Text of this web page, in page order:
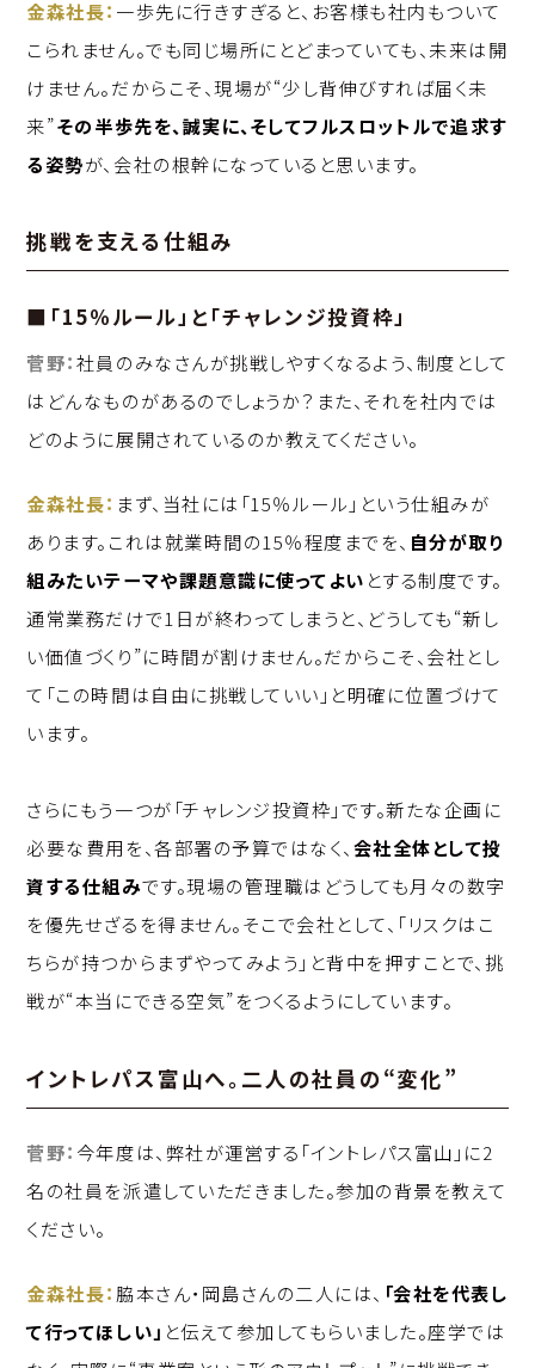
金森社長： 一歩先に行きすぎると、お客様も社内もついて
こられません。でも同じ場所にとどまっていても、未来は開
けません。だからこそ、現場が“少し背伸びすれば届く未
来”――その半歩先を、誠実に、そしてフルスロットルで追求す
る姿勢が、会社の根幹になっていると思います。
挑戦を支える仕組み
■「15％ルール」と「チャレンジ投資枠」
菅野：社員のみなさんが挑戦しやすくなるよう、制度として
はどんなものがあるのでしょうか？また、それを社内では
どのように展開されているのか教えてください。
金森社長： まず、当社には「15％ルール」という仕組みが
あります。これは就業時間の15％程度までを、 自分が取り
組みたいテーマや課題意識に使ってよい とする制度です。
通常業務だけで1日が終わってしまうと、どうしても“新し
い価値づくり”に時間が割けません。だからこそ、会社とし
て「この時間は自由に挑戦していい」と明確に位置づけて
います。
さらにもう一つが「チャレンジ投資枠」です。新たな企画に
必要な費用を、各部署の予算ではなく、 会社全体として投
資する仕組みです。現場の管理職はどうしても月々の数字
を優先せざるを得ません。そこで会社として、「リスクはこ
ちらが持つからまずやってみよう」と背中を押すことで、挑
戦が“本当にできる空気”をつくるようにしています。
イントレパス富山へ。二人の社員の“変化”
菅野： 今年度は、弊社が運営する「イントレパス富山」に2
名の社員を派遣していただきました。参加の背景を教えて
ください。
金森社長： 脇本さん・岡島さんの二人には、 「会社を代表し
て行ってほしい」 と伝えて参加してもらいました。座学では